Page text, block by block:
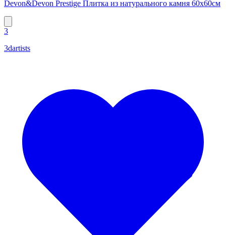
Devon&Devon Prestige Плитка из натурального камня 60x60см
3
3dartists